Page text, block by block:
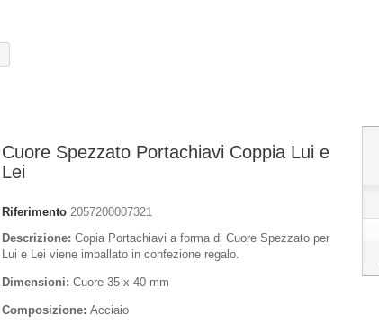
Cuore Spezzato Portachiavi Coppia Lui e
Lei
Riferimento 2057200007321
Descrizione: Copia Portachiavi a forma di Cuore Spezzato per
Lui e Lei viene imballato in confezione regalo.
Dimensioni: Cuore 35 x 40 mm
Composizione: Acciaio